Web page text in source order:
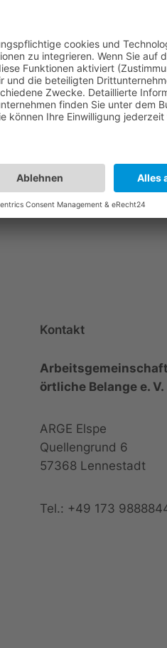
Kontakt
örtliche Belange e. V.
ARGE Elspe
Quellengrund 6
57368 Lennestadt
Tel.: +49 173